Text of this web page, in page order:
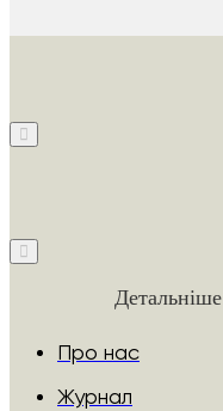
Детальніше
Про нас
Журнал